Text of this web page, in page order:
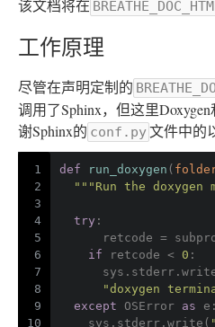
该文档将在
工作原理
尽管在声明定制的
调用了Sphinx，但这里
谢Sphinx的 conf.py文件中的
1
2
3
4
5
6
7
8
9
10
def run_doxygen (
"""Run the doxygen
try :
retcode =
if retcode < 0 :
"doxygen
except OSError as e:
    sys.stderr.write(